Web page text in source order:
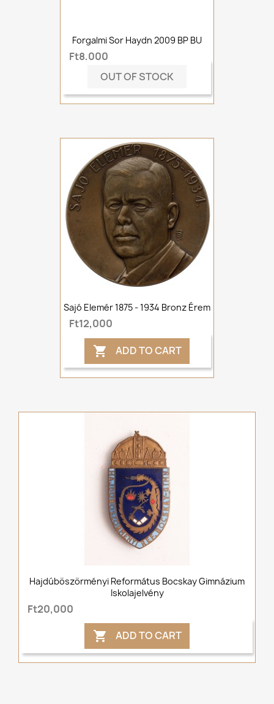
Forgalmi Sor Haydn 2009 BP BU
Ft8,000
OUT OF STOCK
Sajó Elemér 1875 - 1934 Bronz Érem
Ft12,000
 ADD TO CART
Hajdúböszörményi Református Bocskay Gimnázium
Iskolajelvény
Ft20,000
 ADD TO CART